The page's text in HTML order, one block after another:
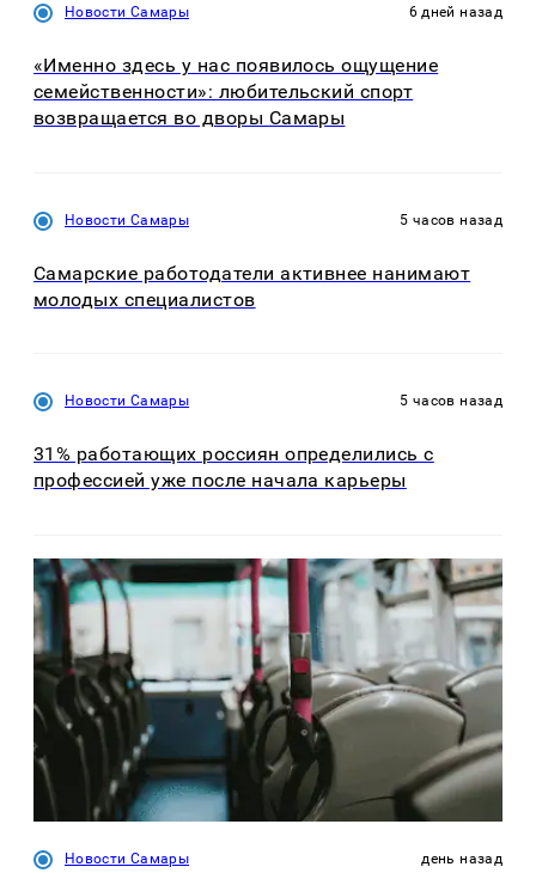
Новости Самары 6 дней назад
«Именно здесь у нас появилось ощущение
семейственности»: любительский спорт
возвращается во дворы Самары
Новости Самары 5 часов назад
Самарские работодатели активнее нанимают
молодых специалистов
Новости Самары 5 часов назад
31% работающих россиян определились с
профессией уже после начала карьеры
Новости Самары день назад